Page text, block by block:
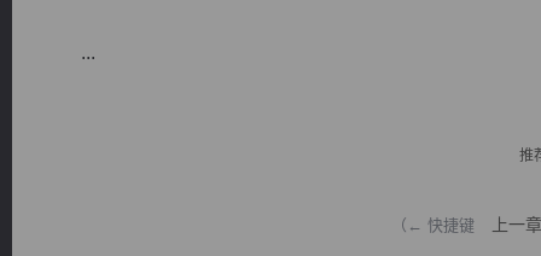
...
推
（← 快捷键 上一章